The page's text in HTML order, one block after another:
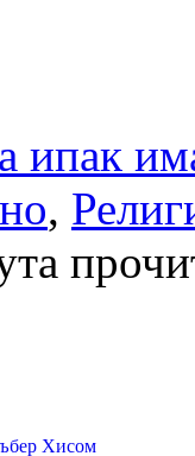
ипак
,